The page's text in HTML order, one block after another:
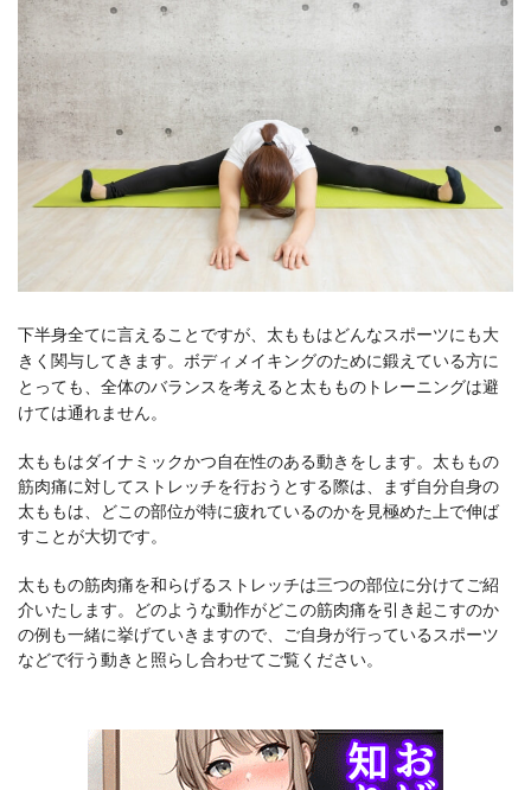
下半身全てに言えることですが、太ももはどんなスポーツにも大
きく関与してきます。ボディメイキングのために鍛えている方に
とっても、全体のバランスを考えると太もものトレーニングは避
けては通れません。
太ももはダイナミックかつ自在性のある動きをします。太ももの
筋肉痛に対してストレッチを行おうとする際は、まず自分自身の
太ももは、どこの部位が特に疲れているのかを見極めた上で伸ば
すことが大切です。
太ももの筋肉痛を和らげるストレッチは三つの部位に分けてご紹
介いたします。どのような動作がどこの筋肉痛を引き起こすのか
の例も一緒に挙げていきますので、ご自身が行っているスポーツ
などで行う動きと照らし合わせてご覧ください。